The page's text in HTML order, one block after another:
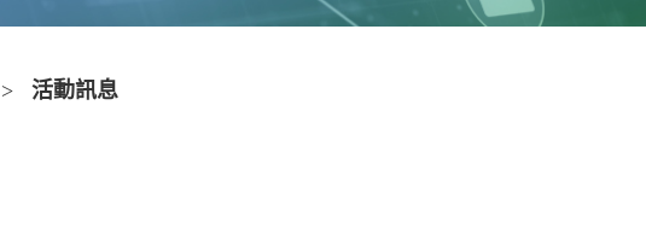
> 活動訊息